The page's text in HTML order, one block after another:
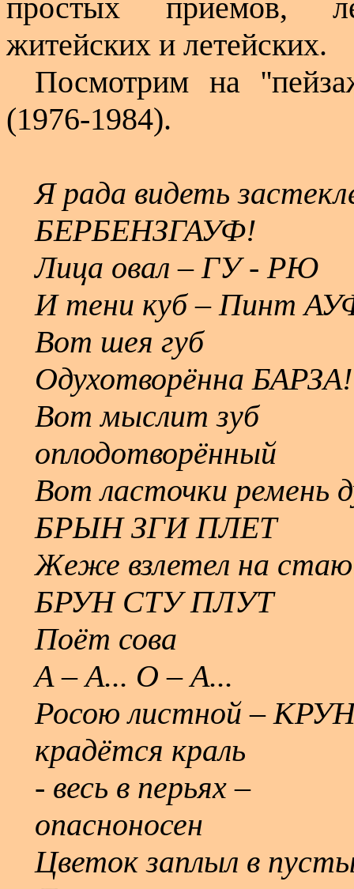
простых приемов,
житейских и летейских.
Посмотрим на
(1976-1984).
Я рада видеть
БЕРБЕНЗГАУФ!
Лица овал – ГУ - РЮ
И тени куб – Пинт
Вот шея губ
Одухотворённа БАРЗА!
Вот мыслит зуб
оплодотворённый
Вот ласточки ремень
БРЫН ЗГИ ПЛЕТ
Жеже взлетел на стаю
БРУН СТУ ПЛУТ
Поёт сова
А – А... О – А...
Росою листной –
крадётся краль
- весь в перьях –
опасноносен
Цветок заплыл в